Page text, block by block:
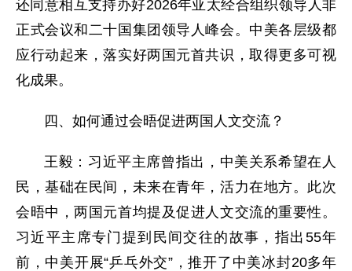
还同意相互支持办好2026年亚太经合组织领导人非
正式会议和二十国集团领导人峰会。中美各层级都
应行动起来，落实好两国元首共识，取得更多可视
化成果。
四、如何通过会晤促进两国人文交流？
王毅：习近平主席曾指出，中美关系希望在人
民，基础在民间，未来在青年，活力在地方。此次
会晤中，两国元首均提及促进人文交流的重要性。
习近平主席专门提到民间交往的故事，指出55年
前，中美开展“乒乓外交”，推开了中美冰封20多年